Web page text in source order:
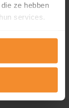
ze hebben
services.
0%
0%